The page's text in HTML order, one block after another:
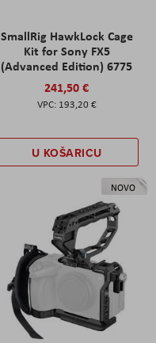
SmallRig HawkLock Cage
Kit for Sony FX5
(Advanced Edition) 6775
241,50 €
193,20 €
U KOŠARICU
NOVO